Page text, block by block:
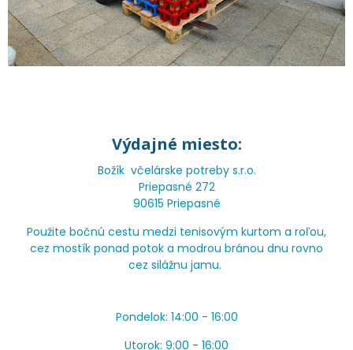
Výdajné miesto:
Božík včelárske potreby s.r.o.
Priepasné 272
90615 Priepasné
Použite bočnú cestu medzi tenisovým kurtom a roľou,
cez mostík ponad potok a modrou bránou dnu rovno
cez silážnu jamu.
Pondelok: 14:00 - 16:00
Utorok: 9:00 - 16:00